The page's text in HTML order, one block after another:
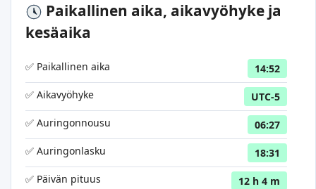
Paikallinen aika, aikavyöhyke ja
kesäaika
✅ Paikallinen aika
14:52
✅ Aikavyöhyke
UTC-5
✅ Auringonnousu
06:27
✅ Auringonlasku
18:31
✅ Päivän pituus
12 h 4 m